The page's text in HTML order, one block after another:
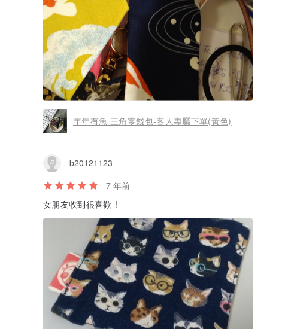
年年有魚 三角零錢包-客人專屬下單(黃色)
b20121123
7 年前
女朋友收到很喜歡 !